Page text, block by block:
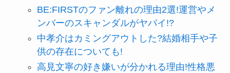
BE:FIRSTのファン離れの理由2選!運営やメ
ンバーのスキャンダルがヤバイ!?
中孝介はカミングアウトした?結婚相手や子
供の存在についても!
高見文寧の好き嫌いが分かれる理由!性格悪